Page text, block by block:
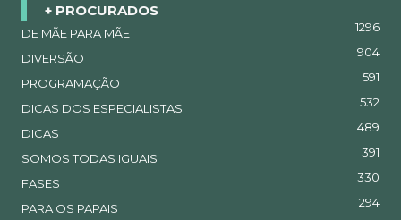
+ PROCURADOS
DE MÃE PARA MÃE 1296
DIVERSÃO 904
PROGRAMAÇÃO 591
DICAS DOS ESPECIALISTAS 532
DICAS 489
SOMOS TODAS IGUAIS 391
FASES 330
PARA OS PAPAIS 294